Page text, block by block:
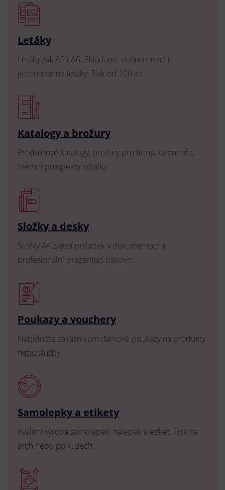
Letáky
Letáky A4, A5 i A6. Skládané, oboustranné i
jednostranné letáky. Tisk od 100 ks.
Katalogy a brožury
Produktové katalogy, brožury pro firmy, kalendáře,
firemní prospekty, obálky.
Složky a desky
Složky A4 zajistí pořádek v dokumentaci a
profesionální prezentaci tiskovin.
Poukazy a vouchery
Nabídněte zákazníkům dárkové poukazy na produkty
nebo služby.
Samolepky a etikety
Kvalitní výroba samolepek, nálepek a etiket. Tisk na
arch nebo po kusech.